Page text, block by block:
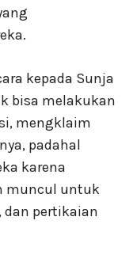
kepada Sunja
bisa melakukan
mengklaim
padahal
karena
muncul untuk
dan pertikaian